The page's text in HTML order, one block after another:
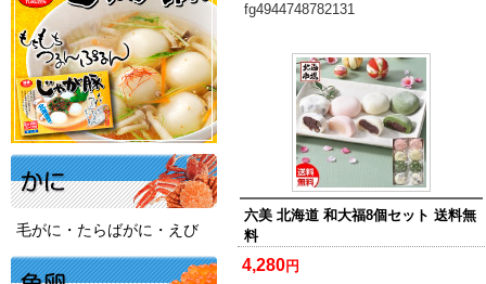
fg4944748782131
六美 北海道 和大福8個セット 送料無
料
4,280円
毛がに・たらばがに・えび